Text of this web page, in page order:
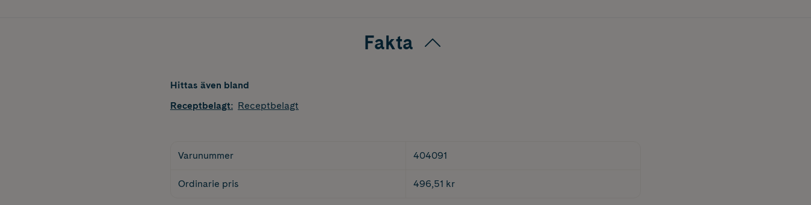
Fakta
Hittas även bland
Receptbelagt: Receptbelagt
Varunummer 404091
Ordinarie pris 496,51 kr